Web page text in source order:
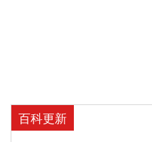
百科更新